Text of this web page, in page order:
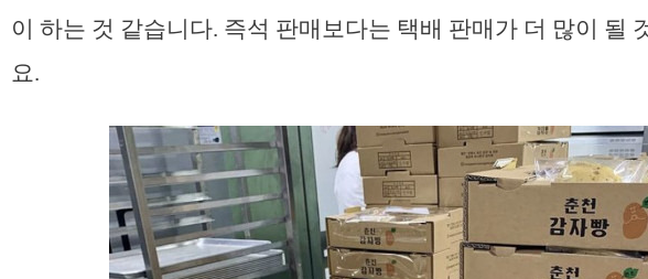
이 하는 것 같습니다. 즉석 판매보다는 택배 판매가 더 많이 될
요.